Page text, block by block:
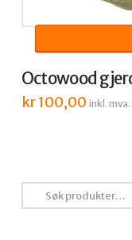
Octowood
kr100,00 inkl. mva.
etter: